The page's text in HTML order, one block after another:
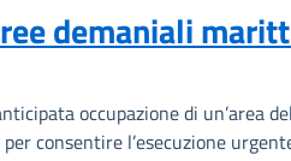
demaniali
occupazione di un’area
consentire l’esecuzione